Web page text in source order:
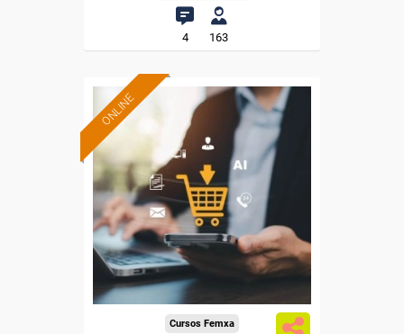
4 163
ONLINE
Formación 100%
subvencionada.
Para desempleados,
trabajadores y autónomos.
Sector
-Comercio.
Cursos Femxa